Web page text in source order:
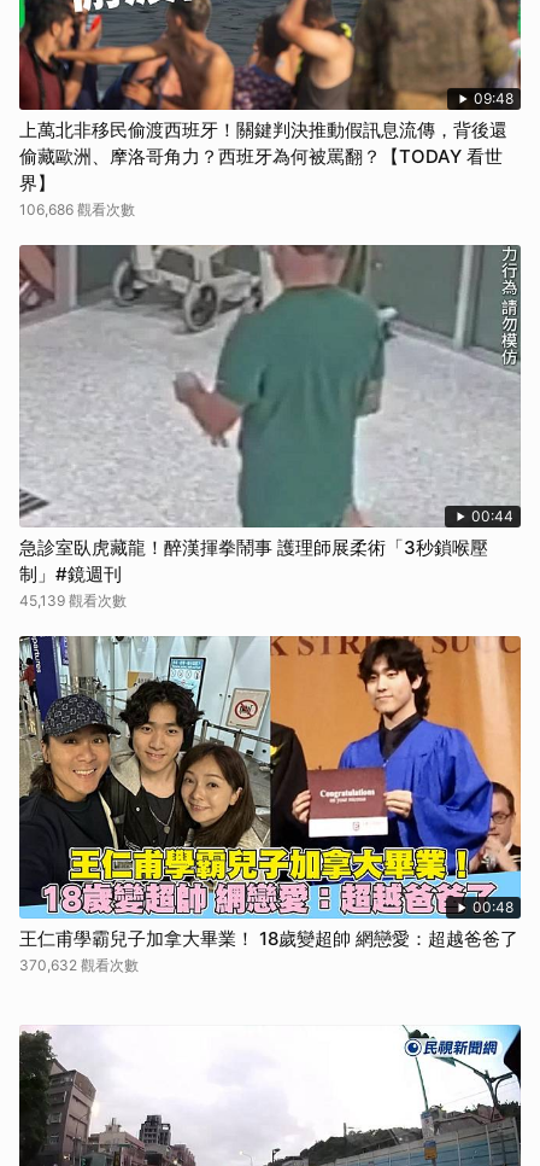
09:48
上萬北非移民偷渡西班牙！關鍵判決推動假訊息流傳，背後還
偷藏歐洲、摩洛哥角力？西班牙為何被罵翻？【TODAY 看世
界】
106,686 觀看次數
00:44
急診室臥虎藏龍！醉漢揮拳鬧事 護理師展柔術「3秒鎖喉壓
制」#鏡週刊
45,139 觀看次數
00:48
王仁甫學霸兒子加拿大畢業！ 18歲變超帥 網戀愛：超越爸爸了
370,632 觀看次數